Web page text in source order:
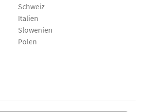
Schweiz
Italien
Slowenien
Polen